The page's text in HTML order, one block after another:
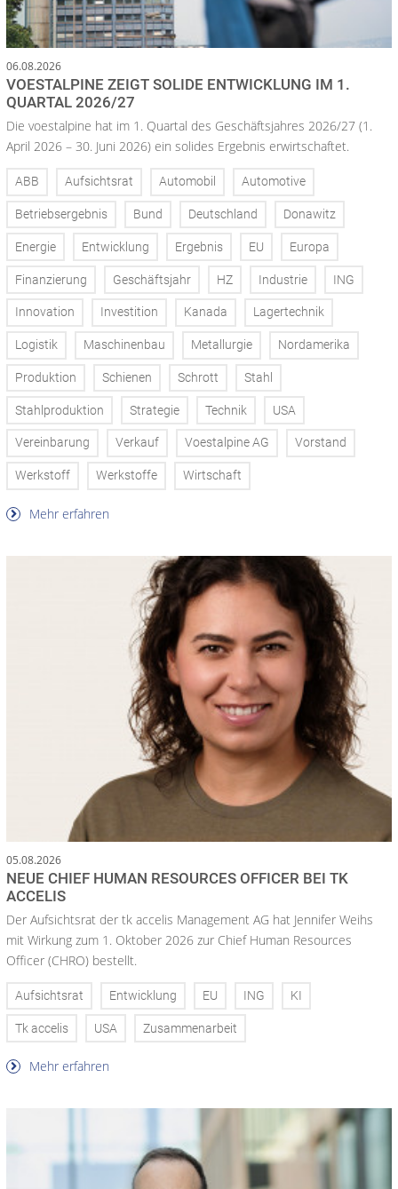
06.08.2026
VOESTALPINE ZEIGT SOLIDE ENTWICKLUNG IM 1.
QUARTAL 2026/27
Die voestalpine hat im 1. Quartal des Geschäftsjahres 2026/27 (1.
April 2026 – 30. Juni 2026) ein solides Ergebnis erwirtschaftet.
ABB Aufsichtsrat Automobil Automotive
Betriebsergebnis Bund Deutschland Donawitz
Energie Entwicklung Ergebnis EU Europa
Finanzierung Geschäftsjahr HZ Industrie ING
Innovation Investition Kanada Lagertechnik
Logistik Maschinenbau Metallurgie Nordamerika
Produktion Schienen Schrott Stahl
Stahlproduktion Strategie Technik USA
Vereinbarung Verkauf Voestalpine AG Vorstand
Werkstoff Werkstoffe Wirtschaft
Mehr erfahren
05.08.2026
NEUE CHIEF HUMAN RESOURCES OFFICER BEI TK
ACCELIS
Der Aufsichtsrat der tk accelis Management AG hat Jennifer Weihs
mit Wirkung zum 1. Oktober 2026 zur Chief Human Resources
Officer (CHRO) bestellt.
Aufsichtsrat Entwicklung EU ING KI
Tk accelis USA Zusammenarbeit
Mehr erfahren